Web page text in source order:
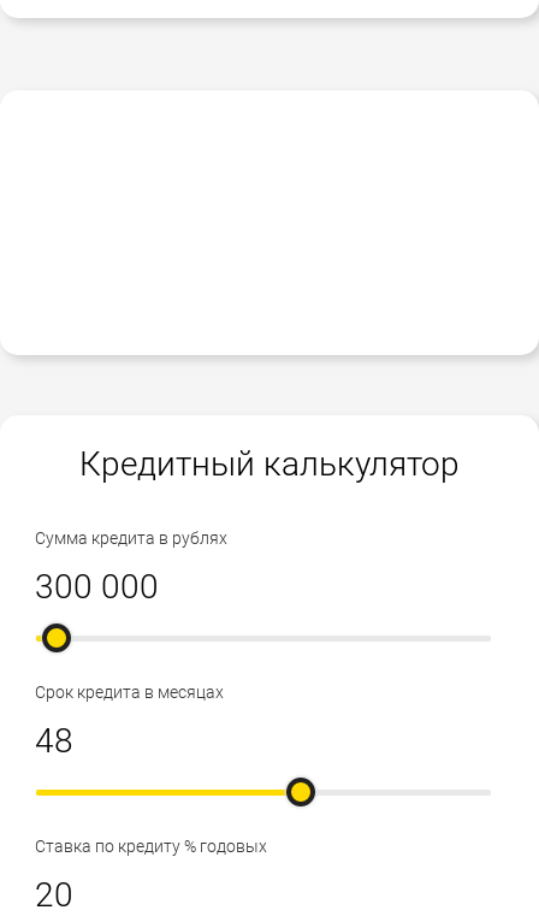
Кредитный калькулятор
Сумма кредита в рублях
Срок кредита в месяцах
Ставка по кредиту % годовых